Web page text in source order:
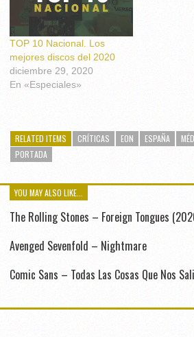
TOP 10 Nacional. Los
mejores discos del 2020
diciembre 29, 2020
En «Especiales»
RELATED ITEMS CRÍTICAS EON ESPAÑA
PORTADA
YOU MAY ALSO LIKE...
The Rolling Stones – Foreign Tongues
Avenged Sevenfold – Nightmare
Comic Sans – Todas Las Cosas Que Nos